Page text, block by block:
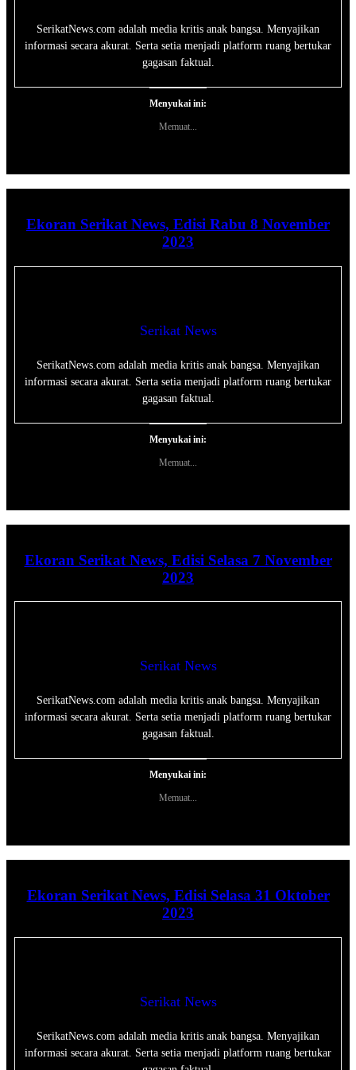
SerikatNews.com adalah media kritis anak bangsa. Menyajikan
informasi secara akurat. Serta setia menjadi platform ruang bertukar
gagasan faktual.
Menyukai ini:
Memuat...
Ekoran Serikat News, Edisi Rabu 8 November
2023
Serikat News
SerikatNews.com adalah media kritis anak bangsa. Menyajikan
informasi secara akurat. Serta setia menjadi platform ruang bertukar
gagasan faktual.
Menyukai ini:
Memuat...
Ekoran Serikat News, Edisi Selasa 7 November
2023
Serikat News
SerikatNews.com adalah media kritis anak bangsa. Menyajikan
informasi secara akurat. Serta setia menjadi platform ruang bertukar
gagasan faktual.
Menyukai ini:
Memuat...
Ekoran Serikat News, Edisi Selasa 31 Oktober
2023
Serikat News
SerikatNews.com adalah media kritis anak bangsa. Menyajikan
informasi secara akurat. Serta setia menjadi platform ruang bertukar